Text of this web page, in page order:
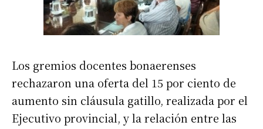
Los gremios docentes bonaerenses
rechazaron una oferta del 15 por ciento de
aumento sin cláusula gatillo, realizada por el
Ejecutivo provincial, y la relación entre las